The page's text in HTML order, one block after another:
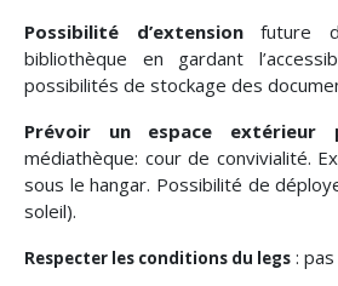
Possibilité d’extensionfuture
bibliothèque en gardant
possibilités de stockage des
Prévoir un espace extérieur
médiathèque: cour de convivialité.
sous le hangar. Possibilité de
soleil).
Respecter les conditions du legs :